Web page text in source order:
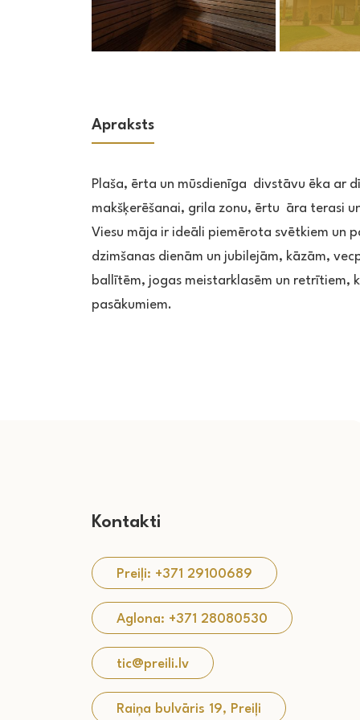
Apraksts
Plaša, ērta un mūsdienīga divstāvu ēka ar
makšķerēšanai, grila zonu, ērtu āra terasi
Viesu māja ir ideāli piemērota svētkiem un
dzimšanas dienām un jubilejām, kāzām,
ballītēm, jogas meistarklasēm un retrītiem,
pasākumiem.
Kontakti
Preiļi: +371 29100689
Aglona: +371 28080530
tic@preili.lv
Raiņa bulvāris 19, Preiļi